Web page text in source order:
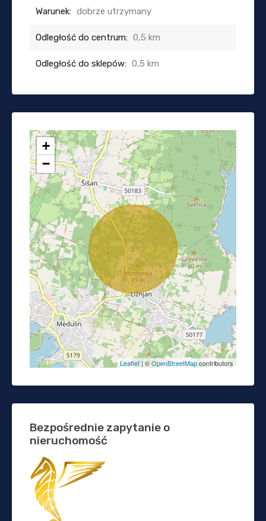
Warunek: dobrze utrzymany
Odległość do centrum: 0,5 km
Odległość do sklepów: 0,5 km
+
−
Leaflet| ©OpenStreetMapcontributors
Bezpośrednie zapytanie o
nieruchomość